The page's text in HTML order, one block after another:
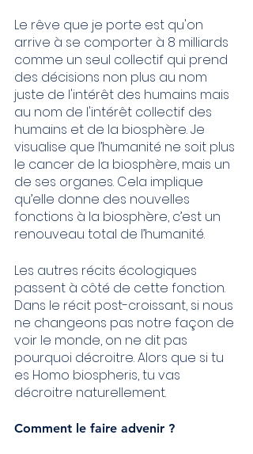
Le rêve que je porte est qu'on
arrive à se comporter à 8 milliards
comme un seul collectif qui prend
des décisions non plus au nom
juste de l'intérêt des humains mais
au nom de l'intérêt collectif des
humains et de la biosphère. Je
visualise que l’humanité ne soit plus
le cancer de la biosphère, mais un
de ses organes. Cela implique
qu’elle donne des nouvelles
fonctions à la biosphère, c’est un
renouveau total de l’humanité.
Les autres récits écologiques
passent à côté de cette fonction.
Dans le récit post-croissant, si nous
ne changeons pas notre façon de
voir le monde, on ne dit pas
pourquoi décroitre. Alors que si tu
es Homo biospheris, tu vas
décroitre naturellement.
Comment le faire advenir ?